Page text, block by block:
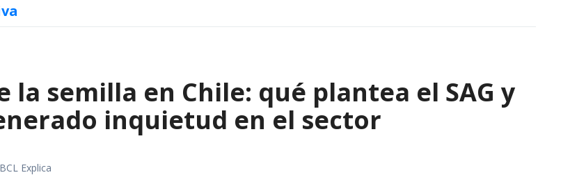
la semilla en Chile: qué plantea el SAG y
inquietud en el sector
Explica